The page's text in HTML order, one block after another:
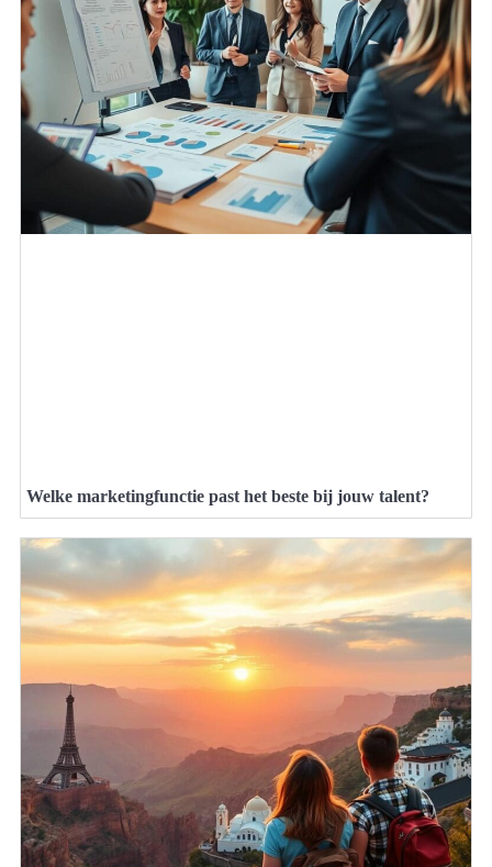
Welke marketingfunctie past het beste bij jouw talent?